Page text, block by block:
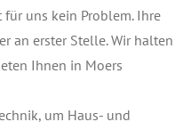
uns kein Problem. Ihre
an erster Stelle. Wir halten
Ihnen in Moers
um Haus- und